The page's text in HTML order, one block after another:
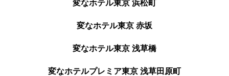
変なホテル東京 浜松町
変なホテル東京 赤坂
変なホテル東京 浅草橋
変なホテルプレミア東京 浅草田原町